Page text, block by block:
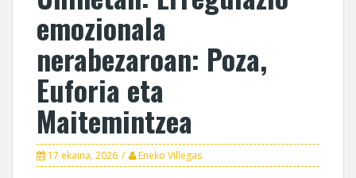
emozionala
nerabezaroan: Poza,
Euforia eta
Maitemintzea
17 ekaina, 2026 Eneko Villegas